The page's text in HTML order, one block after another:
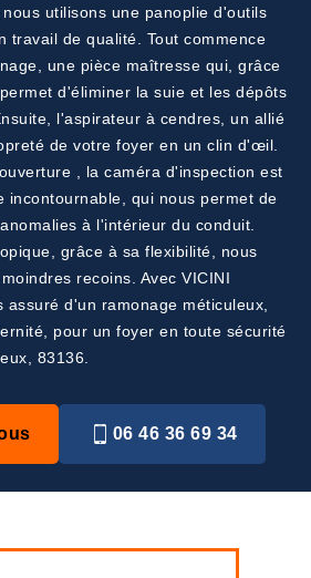
utilisons une panoplie d'outils
travail de qualité. Tout commence
une pièce maîtresse qui, grâce
d'éliminer la suie et les dépôts
l'aspirateur à cendres, un allié
de votre foyer en un clin d'œil.
, la caméra d'inspection est
incontournable, qui nous permet de
à l'intérieur du conduit.
grâce à sa flexibilité, nous
recoins. Avec VICINI
d'un ramonage méticuleux,
pour un foyer en toute sécurité
83136.
06 46 36 69 34